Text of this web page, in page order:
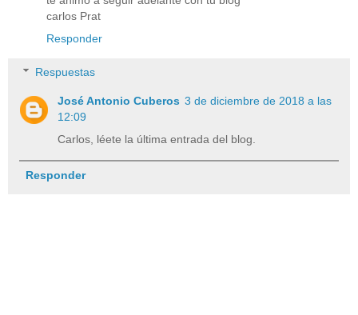
carlos Prat
Responder
Respuestas
José Antonio Cuberos 3 de diciembre de 2018 a las
12:09
Carlos, léete la última entrada del blog.
Responder